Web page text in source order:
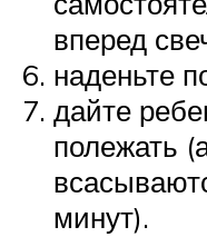
вперед
наденьте
дайте
полежать
минут).